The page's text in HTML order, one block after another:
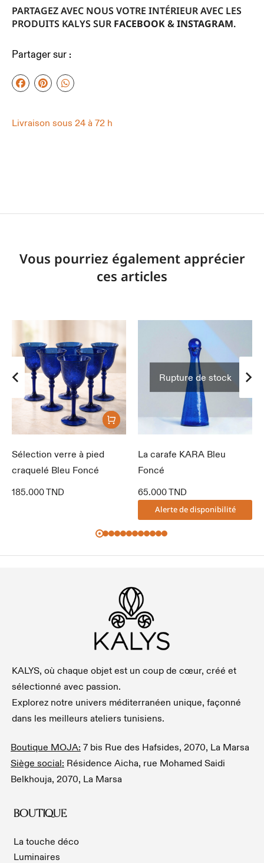
PARTAGEZ AVEC NOUS VOTRE INTÉRIEUR AVEC LES
PRODUITS KALYS SUR FACEBOOK&INSTAGRAM.
Partager sur :
Livraison sous 24 à 72 h
Vous pourriez également apprécier
ces articles
Sélection verre à pied
craquelé Bleu Foncé
185.000TND
Rupture de stock
La carafe KARA Bleu
Foncé
65.000TND
Alerte de disponibilité
KALYS, où chaque objet est un coup de cœur, créé et
sélectionné avec passion.
Explorez notre univers méditerranéen unique, façonné
dans les meilleurs ateliers tunisiens.
Boutique MOJA: 7 bis Rue des Hafsides, 2070, La Marsa
Siège social: Résidence Aicha, rue Mohamed Saidi
Belkhouja, 2070, La Marsa
BOUTIQUE
La touche déco
Luminaires